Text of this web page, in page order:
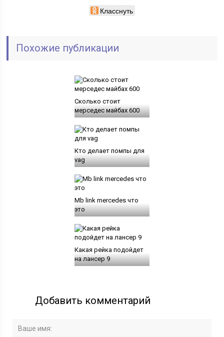
Класснуть
Похожие публикации
Сколько стоит
мерседес майбах 600
Кто делает помпы для
vag
Mb link mercedes что
это
Какая рейка подойдет
на лансер 9
Добавить комментарий